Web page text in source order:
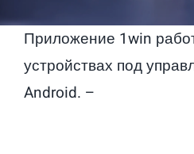
Приложение 1win
устройствах под
Android. –